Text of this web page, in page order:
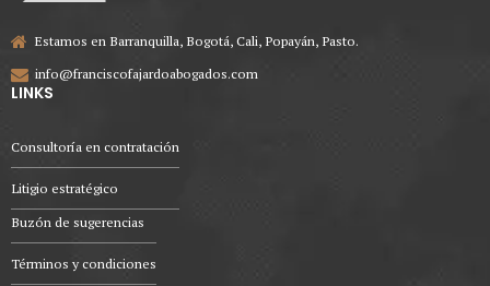
Estamos en Barranquilla, Bogotá, Cali, Popayán, Pasto.
info@franciscofajardoabogados.com
LINKS
Consultoría en contratación
Litigio estratégico
Buzón de sugerencias
Términos y condiciones